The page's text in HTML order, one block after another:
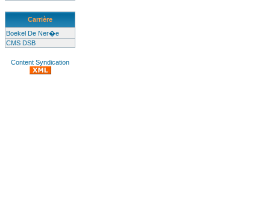
Carrière
Boekel De Ner�e
CMS DSB
Content Syndication